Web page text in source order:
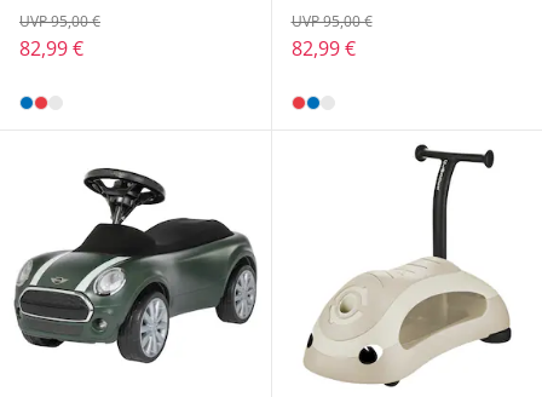
82,99 €
UVP 95,00 €
82,99 €
UVP 95,00 €